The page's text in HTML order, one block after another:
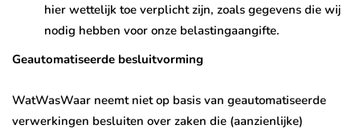
hier wettelijk toe verplicht zijn, zoals gegevens die wij
nodig hebben voor onze belastingaangifte.
Geautomatiseerde besluitvorming
WatWasWaar neemt niet op basis van geautomatiseerde
verwerkingen besluiten over zaken die (aanzienlijke)